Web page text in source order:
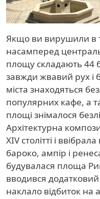
Якщо ви вирушили в
насамперед
площу складають 44
завжди жвавий рух і
міста знаходяться
популярних кафе, а
площі знімалося
Архітектурна
XIV столітті і
бароко, ампір і
будувалася площа
вводився
наклало відбиток на